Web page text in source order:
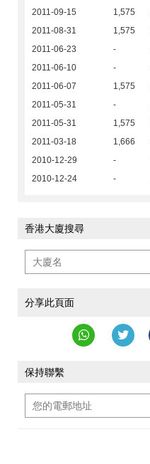
2011-09-15
1,575
2011-08-31
1,575
2011-06-23
-
2011-06-10
-
2011-06-07
1,575
2011-05-31
-
2011-05-31
1,575
2011-03-18
1,666
2010-12-29
-
2010-12-24
-
香港大廈搜尋
分享此頁面
保持聯繫